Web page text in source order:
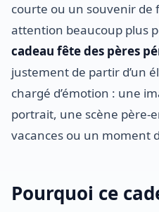
courte ou un souvenir
attention beaucoup plus
cadeau fête des pères
justement de partir d’un
chargé d’émotion : une
portrait, une scène père-
vacances ou un moment
Pourquoi ce